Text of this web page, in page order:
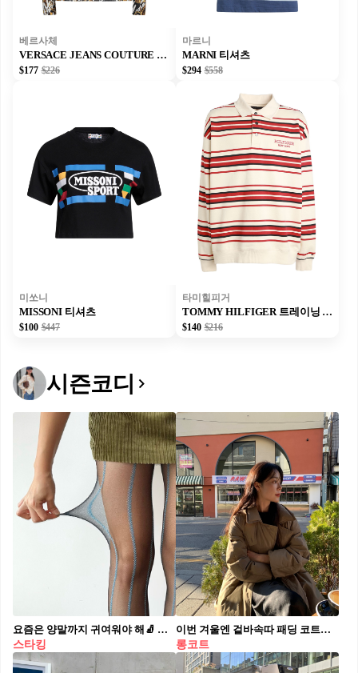
베르사체
VERSACE JEANS COUTURE 티셔츠
$177 $226
마르니
MARNI 티셔츠
$294 $558
미쏘니
MISSONI 티셔츠
$100 $447
타미힐피거
TOMMY HILFIGER 트레이닝 상의
$140 $216
시즌코디
요즘은 양말까지 귀여워야 해🧦 키치한 거 좋아하는 사람?🩷✨ 니삭스와 패턴 스타킹이 트렌드인 요즘, Moody Mumu의 레그웨어를 참고해보세요. 체크, 체리, 스트라이프 등 귀여운 패턴이 많아 심플한 코디에 하나만 더해도 확실한 포인트가 되어주는데요. 미니스커트나 원피스는 물론, 로퍼와 메리제인 슈즈에 매치하면 빈티지하면서도 키치한 무드를 완성할 수 있습니다.
스타킹
이번 겨울엔 겉바속따 패딩 코트💨 차려입은 듯 보이지만 속은 폭닥한 패딩 코트로 세련되게✨🤍
롱코트